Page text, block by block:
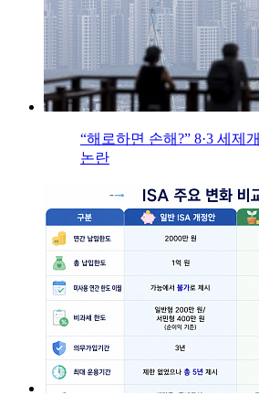
“해로하면 손해?” 8·3 세제
논란